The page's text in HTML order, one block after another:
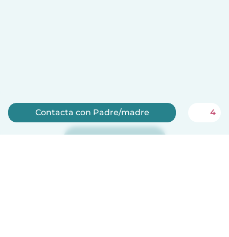
Regístrate ahora
Contacta con Padre/madre 4